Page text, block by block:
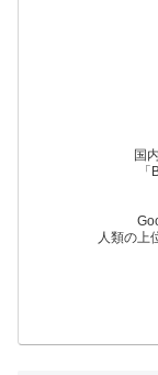
国
人類の上